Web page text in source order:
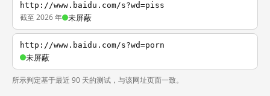
http://www.baidu.com/s?wd=piss
截至 2026 年 未屏蔽
http://www.baidu.com/s?wd=porn
未屏蔽
所示判定基于最近 90 天的测试，与该网址页面一致。